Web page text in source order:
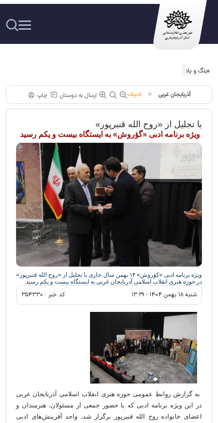
«بنگ و باده »فضولی در حوزه هنری آذربایجان غربی معرفی شد
آذربایجان غربی ادبیات ارسال به دوستان چاپ
با تجلیل از «روح الله قنبرپور»
ویژه برنامه ادبی «گؤروش» به ایستگاه بیست و یکم رسید
ویژه برنامه ادبی «کؤروش» ۱۴ بهمن سال جاری با تجلیل از «روح الله قنبرپور»
در حوزه هنری انقلاب اسلامی آذربایجان غربی به ایستگاه بیست و یکم رسید.
شنبه ۱۸ بهمن ۱۴۰۴ - ۱۳:۲۹ کد خبر :
به گزارش روابط عمومی حوزه هنری انقلاب اسلامی آذربایجان غربی
در این ویژه برنامه ادبی که با حضور جمعی از مسئولان، هنرمندان و
اعضای خانواده روح الله قنبرپور برگزار شد، واحد آفرینش‌های ادبی